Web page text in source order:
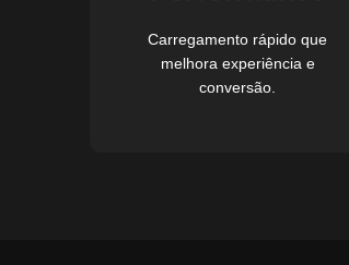
Carregamento rápido que
melhora experiência e
conversão.